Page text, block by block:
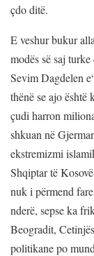
çdo ditë.
E veshur bukur
modës së saj
Sevim Dagdelen
thënë se ajo është
çudi harron
shkuan në
ekstremizmi
Shqiptar të
nuk i përmend
nderë, sepse ka
Beogradit,
politikane po